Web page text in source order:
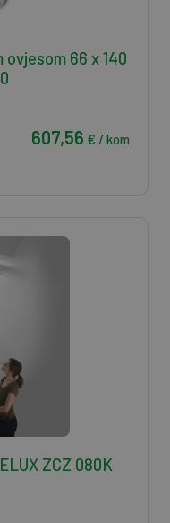
66 x 140
607,56 € / kom
ZCZ 080K